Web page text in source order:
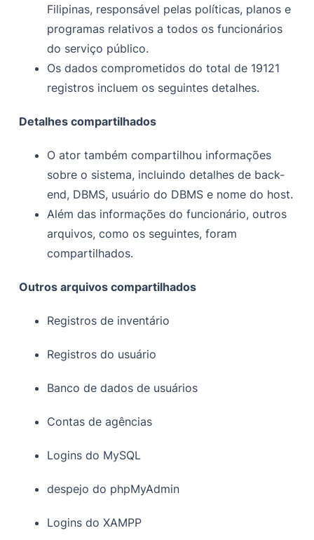
Filipinas, responsável pelas políticas, planos e
programas relativos a todos os funcionários
do serviço público.
Os dados comprometidos do total de 19121
registros incluem os seguintes detalhes.
Detalhes compartilhados
O ator também compartilhou informações
sobre o sistema, incluindo detalhes de back-
end, DBMS, usuário do DBMS e nome do host.
Além das informações do funcionário, outros
arquivos, como os seguintes, foram
compartilhados.
Outros arquivos compartilhados
Registros de inventário
Registros do usuário
Banco de dados de usuários
Contas de agências
Logins do MySQL
despejo do phpMyAdmin
Logins do XAMPP